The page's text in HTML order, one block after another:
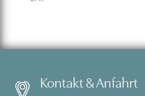
Kontakt & Anfahrt